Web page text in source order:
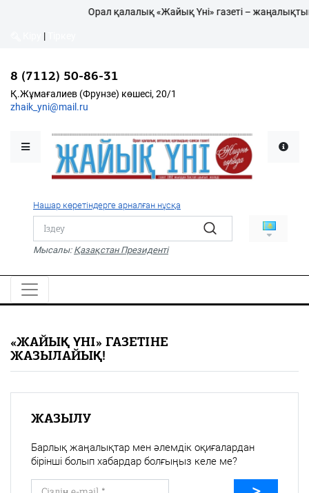
Қалалықтар қаперіне
Қоғам
Дені сау ұлт
Спорт
Жалын
PDF
«Жайық үні» — 33 жыл
Каталог
Қ.Жұмағалиев (Фрунзе)
Орал қалалық «Жайық Үні» газеті – жаңалықтың
|
8 (7112) 50-86-31
Қ.Жұмағалиев (Фрунзе) көшесі, 20/1
zhaik_yni@mail.ru
Нашар көретіндерге арналған нұсқа
Мысалы: Қазақстан Президенті
«ЖАЙЫҚ ҮНІ» ГАЗЕТІНЕ
ЖАЗЫЛАЙЫҚ!
ЖАЗЫЛУ
Барлық жаңалықтар мен әлемдік оқиғалардан
бірінші болып хабардар болғыңыз келе ме?